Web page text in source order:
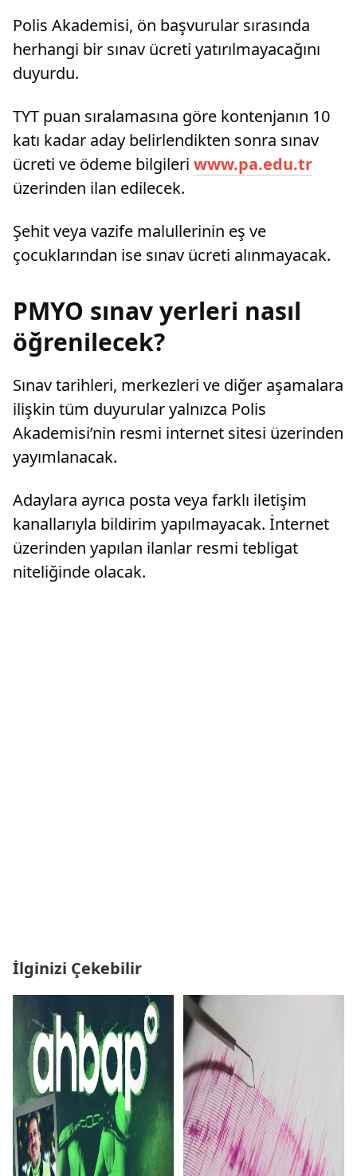
Polis Akademisi, ön başvurular sırasında
herhangi bir sınav ücreti yatırılmayacağını
duyurdu.
TYT puan sıralamasına göre kontenjanın 10
katı kadar aday belirlendikten sonra sınav
ücreti ve ödeme bilgileri www.pa.edu.tr
üzerinden ilan edilecek.
Şehit veya vazife malullerinin eş ve
çocuklarından ise sınav ücreti alınmayacak.
PMYO sınav yerleri nasıl
öğrenilecek?
Sınav tarihleri, merkezleri ve diğer aşamalara
ilişkin tüm duyurular yalnızca Polis
Akademisi’nin resmi internet sitesi üzerinden
yayımlanacak.
Adaylara ayrıca posta veya farklı iletişim
kanallarıyla bildirim yapılmayacak. İnternet
üzerinden yapılan ilanlar resmi tebligat
niteliğinde olacak.
İlginizi Çekebilir